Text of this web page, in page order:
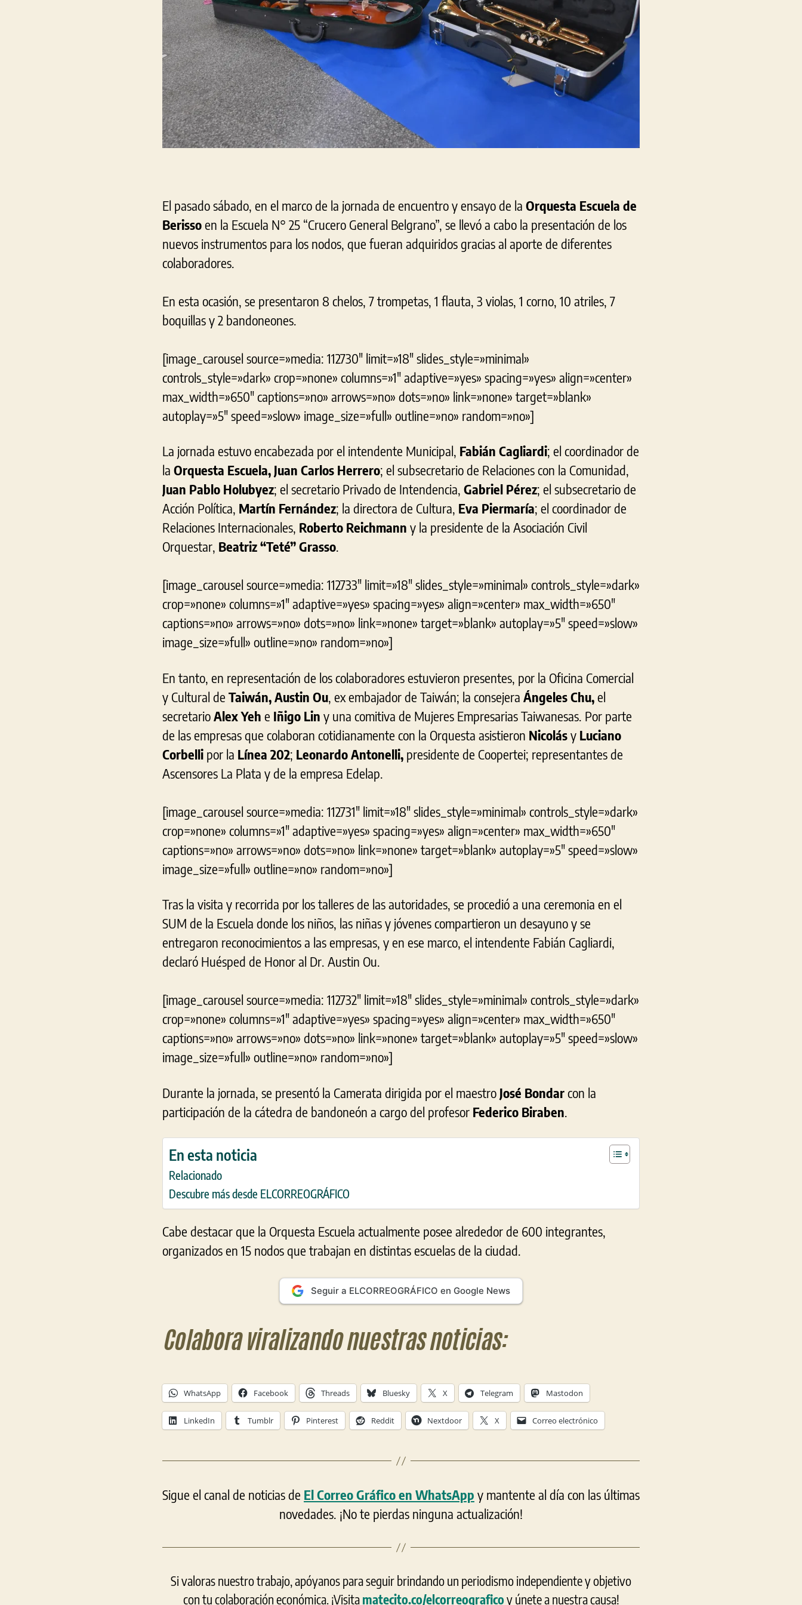
El pasado sábado, en el marco de la jornada de encuentro y ensayo de la Orquesta Escuela de
Berissoen la Escuela N° 25 “Crucero General Belgrano”, se llevó a cabo la presentación de los
nuevos instrumentos para los nodos, que fueran adquiridos gracias al aporte de diferentes
colaboradores.
En esta ocasión, se presentaron 8 chelos, 7 trompetas, 1 flauta, 3 violas, 1 corno, 10 atriles, 7
boquillas y 2 bandoneones.
[image_carousel source=»media: 112730″ limit=»18″ slides_style=»minimal»
controls_style=»dark» crop=»none» columns=»1″ adaptive=»yes» spacing=»yes» align=»center»
max_width=»650″ captions=»no» arrows=»no» dots=»no» link=»none» target=»blank»
autoplay=»5″ speed=»slow» image_size=»full» outline=»no» random=»no»]
La jornada estuvo encabezada por el intendente Municipal, Fabián Cagliardi; el coordinador de
la Orquesta Escuela, Juan Carlos Herrero; el subsecretario de Relaciones con la Comunidad,
Juan Pablo Holubyez; el secretario Privado de Intendencia, Gabriel Pérez; el subsecretario de
Acción Política, Martín Fernández; la directora de Cultura, Eva Piermaría; el coordinador de
Relaciones Internacionales, Roberto Reichmann y la presidente de la Asociación Civil
Orquestar, Beatriz “Teté” Grasso.
[image_carousel source=»media: 112733″ limit=»18″ slides_style=»minimal» controls_style=»dark»
crop=»none» columns=»1″ adaptive=»yes» spacing=»yes» align=»center» max_width=»650″
captions=»no» arrows=»no» dots=»no» link=»none» target=»blank» autoplay=»5″ speed=»slow»
image_size=»full» outline=»no» random=»no»]
En tanto, en representación de los colaboradores estuvieron presentes, por la Oficina Comercial
y Cultural de Taiwán, Austin Ou , ex embajador de Taiwán; la consejera Ángeles Chu,el
secretarioAlex Yeh e Iñigo Lin y una comitiva de Mujeres Empresarias Taiwanesas. Por parte
de las empresas que colaboran cotidianamente con la Orquesta asistieron Nicolásy Luciano
Corbelli por la Línea 202; Leonardo Antonelli, presidente de Coopertei; representantes de
Ascensores La Plata y de la empresa Edelap.
[image_carousel source=»media: 112731″ limit=»18″ slides_style=»minimal» controls_style=»dark»
crop=»none» columns=»1″ adaptive=»yes» spacing=»yes» align=»center» max_width=»650″
captions=»no» arrows=»no» dots=»no» link=»none» target=»blank» autoplay=»5″ speed=»slow»
image_size=»full» outline=»no» random=»no»]
Tras la visita y recorrida por los talleres de las autoridades, se procedió a una ceremonia en el
SUM de la Escuela donde los niños, las niñas y jóvenes compartieron un desayuno y se
entregaron reconocimientos a las empresas, y en ese marco, el intendente Fabián Cagliardi,
declaró Huésped de Honor al Dr. Austin Ou.
[image_carousel source=»media: 112732″ limit=»18″ slides_style=»minimal» controls_style=»dark»
crop=»none» columns=»1″ adaptive=»yes» spacing=»yes» align=»center» max_width=»650″
captions=»no» arrows=»no» dots=»no» link=»none» target=»blank» autoplay=»5″ speed=»slow»
image_size=»full» outline=»no» random=»no»]
Durante la jornada, se presentó la Camerata dirigida por el maestro José Bondarcon la
participación de la cátedra de bandoneón a cargo del profesor Federico Biraben.
En esta noticia
Relacionado
Descubre más desde ELCORREOGRÁFICO
Cabe destacar que la Orquesta Escuela actualmente posee alrededor de 600 integrantes,
organizados en 15 nodos que trabajan en distintas escuelas de la ciudad.
Seguir a ELCORREOGRÁFICO en Google News
Colabora viralizando nuestras noticias:
WhatsApp Facebook Threads Bluesky X Telegram Mastodon
LinkedIn Tumblr Pinterest Reddit Nextdoor X Correo electrónico
Sigue el canal de noticias de El Correo Gráfico en WhatsApp y mantente al día con las últimas
novedades. ¡No te pierdas ninguna actualización!
Si valoras nuestro trabajo, apóyanos para seguir brindando un periodismo independiente y objetivo
con tu colaboración económica. ¡Visitamatecito.co/elcorreograficoy únete a nuestra causa!